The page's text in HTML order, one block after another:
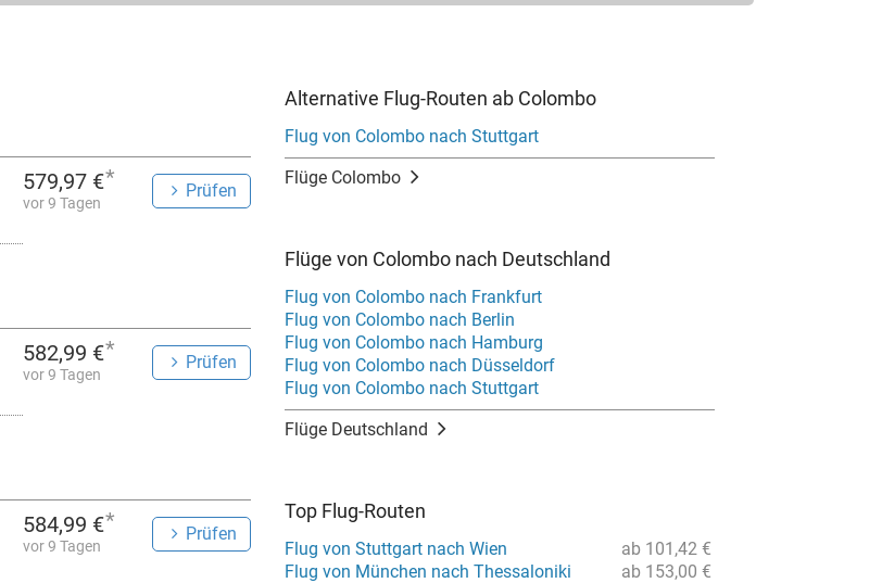
579,97 €*
vor 9 Tagen
Prüfen
582,99 €*
vor 9 Tagen
Prüfen
584,99 €*
vor 9 Tagen
Prüfen
Alternative Flug-Routen ab Colombo
Flug von Colombo nach Stuttgart
Flüge Colombo
Flüge von Colombo nach Deutschland
Flug von Colombo nach Frankfurt
Flug von Colombo nach Berlin
Flug von Colombo nach Hamburg
Flug von Colombo nach Düsseldorf
Flug von Colombo nach Stuttgart
Flüge Deutschland
Top Flug-Routen
ab 101,42 €
Flug von Stuttgart nach Wien
ab 153,00 €
Flug von München nach Thessaloniki